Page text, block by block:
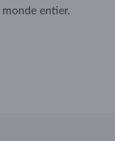
monde entier.